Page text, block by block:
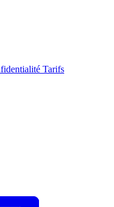
Tarifs